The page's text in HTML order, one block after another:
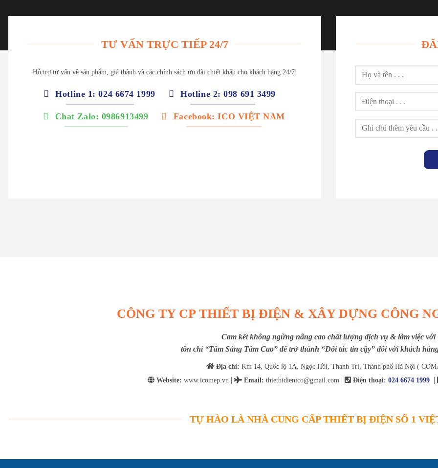
TƯ VẤN TRỰC TIẾP 24/7
Hỗ trợ tư vấn về sản phẩm, giá thành và các chính sách ưu đãi chiết khấu cho khách hàng 24/7!
Hotline 1: 024 6674 1999 Hotline 2: 098 691 3499
Chat Zalo: 0986913499 Facebook: ICO VIỆT NAM
CÔNG TY CP THIẾT BỊ ĐIỆN & XÂY DỰNG CÔNG
Cam kết không ngừng nâng cao chất lượng dịch vụ & làm việc với
tôn chỉ “Tâm Sáng Tầm Cao” để trở thành “Đối tác tin cậy” đối với khách
Địa chỉ: Km 14, Quốc lộ 1A, Ngọc Hồi, Thanh Trì, Thành phố Hà Nội (
Website: www.icomep.vn | Email: thietbidienico@gmail.com | Điện thoại: 024 6674 1999 |
TỰ HÀO LÀ NHÀ CUNG CẤP THIẾT BỊ ĐIỆN SỐ 1